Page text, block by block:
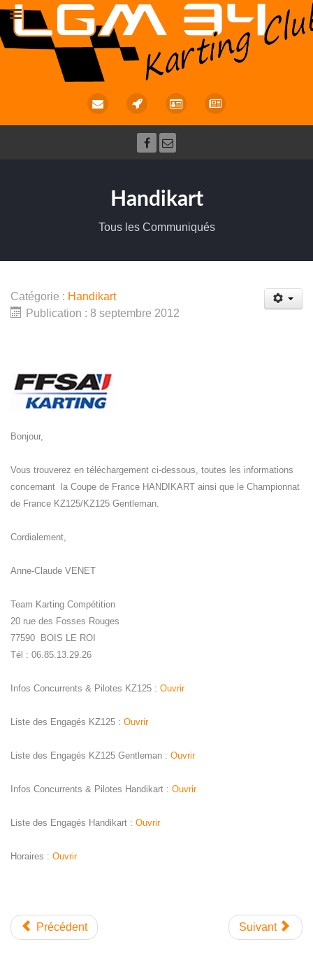
Handikart
Tous les Communiqués
Catégorie : Handikart
Publication : 8 septembre 2012
Bonjour,
Vous trouverez en téléchargement ci-dessous, toutes les informations
concernant la Coupe de France HANDIKART ainsi que le Championnat
de France KZ125/KZ125 Gentleman.
Cordialement,
Anne-Claude VENET
Team Karting Compétition
20 rue des Fosses Rouges
77590 BOIS LE ROI
Tél : 06.85.13.29.26
Infos Concurrents & Pilotes KZ125 : Ouvrir
Liste des Engagés KZ125 : Ouvrir
Liste des Engagés KZ125 Gentleman : Ouvrir
Infos Concurrents & Pilotes Handikart : Ouvrir
Liste des Engagés Handikart : Ouvrir
Horaires : Ouvrir
Précédent Suivant